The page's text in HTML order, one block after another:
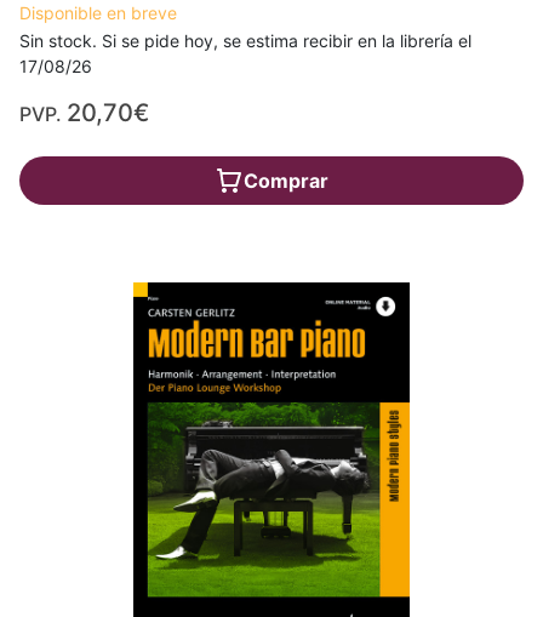
Disponible en breve
Sin stock. Si se pide hoy, se estima recibir en la librería el
17/08/26
PVP. 20,70€
Comprar